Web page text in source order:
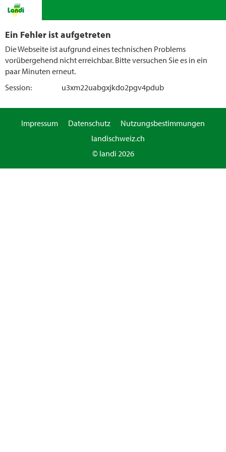
Ein Fehler ist aufgetreten
Die Webseite ist aufgrund eines technischen Problems
vorübergehend nicht erreichbar. Bitte versuchen Sie es in ein
paar Minuten erneut.
Session:
u3xm22uabgxjkdo2pgv4pdub
Impressum Datenschutz
Nutzungsbestimmungen
landischweiz.ch
© landi 2026